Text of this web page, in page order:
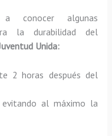
conocer algunas
la durabilidad del
Unida:
2 horas después del
al máximo la